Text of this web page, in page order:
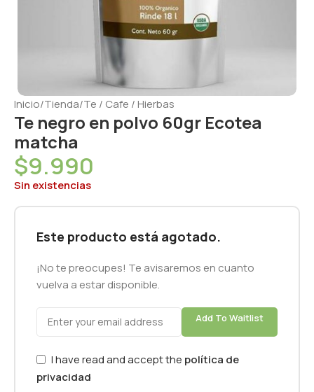
Inicio/Tienda/Te / Cafe / Hierbas
Te negro en polvo 60gr Ecotea
matcha
$9.990
Sin existencias
Este producto está agotado.
¡No te preocupes! Te avisaremos en cuanto
vuelva a estar disponible.
Add To Waitlist
I have read and accept the política de
privacidad